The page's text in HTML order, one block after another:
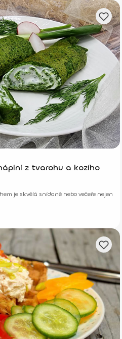
z tvarohu a kozího
je skvělá snídaně nebo večeře nejen